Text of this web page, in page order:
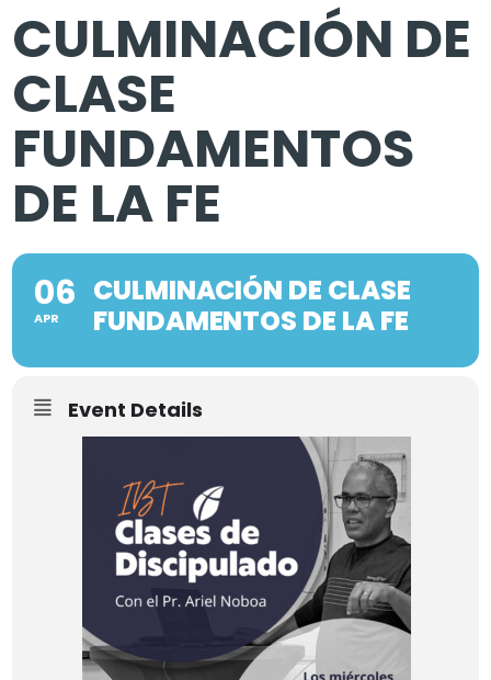
CULMINACIÓN DE
CLASE
FUNDAMENTOS
DE LA FE
06
APR
CULMINACIÓN DE CLASE
FUNDAMENTOS DE LA FE
Event Details